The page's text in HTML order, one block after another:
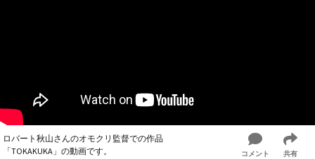
ロバート秋山さんのオモクリ監督での作品
「TOKAKUKA」の動画です。
コメント 共有